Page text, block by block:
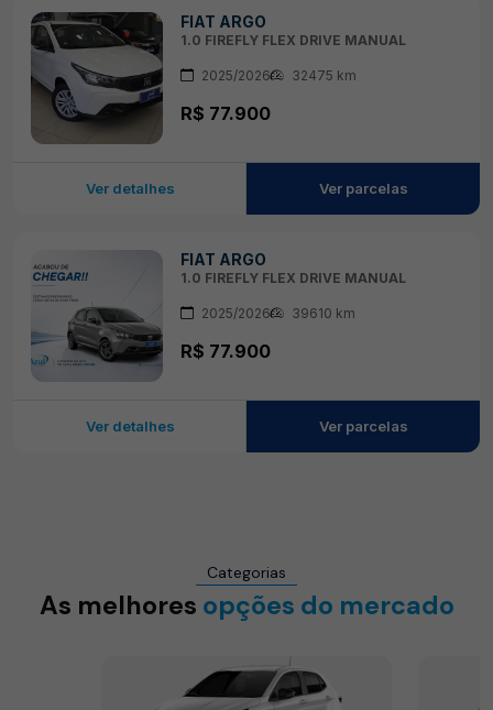
FIAT ARGO
1.0 FIREFLY FLEX DRIVE MANUAL
2025/2026 32475 km
R$ 77.900
Ver detalhes Ver parcelas
FIAT ARGO
1.0 FIREFLY FLEX DRIVE MANUAL
2025/2026 39610 km
R$ 77.900
Ver detalhes Ver parcelas
Categorias
As melhores opções do mercado